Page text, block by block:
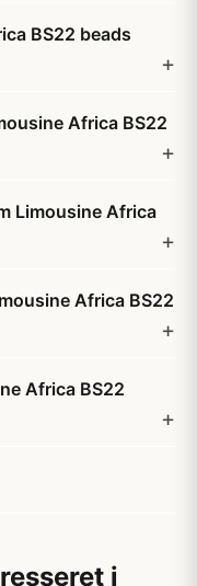
BS22 beads
Africa BS22
Limousine Africa
Africa BS22
Africa BS22
i